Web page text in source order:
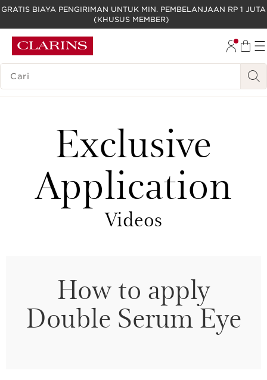
LEWATI KE KONTEN
GO TO FOOTER
GRATIS BIAYA PENGIRIMAN UNTUK MIN. PEMBELANJAAN RP 1 JUTA
(KHUSUS MEMBER)
LEGENDA PENCARIAN
Exclusive
Application
Videos
How to apply
Double Serum Eye